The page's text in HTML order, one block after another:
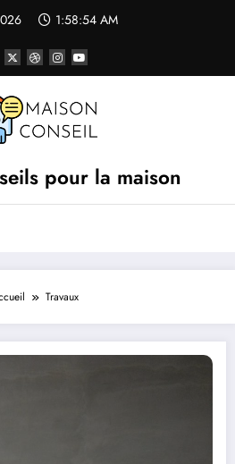
1:58:55 AM
pour la maison
Travaux